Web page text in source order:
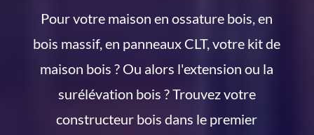
Pour votre maison en ossature bois, en
bois massif, en panneaux CLT, votre kit de
maison bois ? Ou alors l'extension ou la
surélévation bois ? Trouvez votre
constructeur bois dans le premier